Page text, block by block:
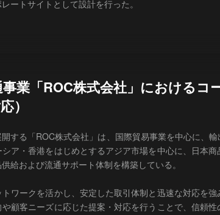
ートサイトとして設計を行った。
業「ROC株式会社」におけるコ
）
する「ROC株式会社」は、国際貿易事業を中心に、
ア・香港をはじめとするアジア市場を中心に、日本
給および流通サポート体制を構築している。
ワークを活かし、安定した取引体制と迅速な対応を
顧客ニーズに応じた提案・対応を行うことで、信頼